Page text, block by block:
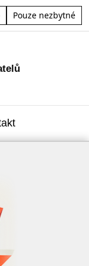
Pouze nezbytné